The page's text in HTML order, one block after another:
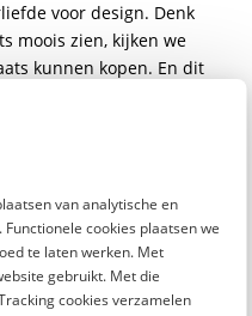
van analytische en
cookies plaatsen we
te laten werken. Met
gebruikt. Met die
cookies verzamelen
voor design. Denk
moois zien, kijken we
kunnen kopen. En dit
van het
Dat zal dan denk ik op